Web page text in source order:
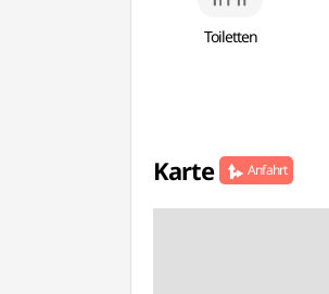
Toiletten
Karte Anfahrt